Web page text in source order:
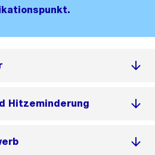
Hitzeminderung